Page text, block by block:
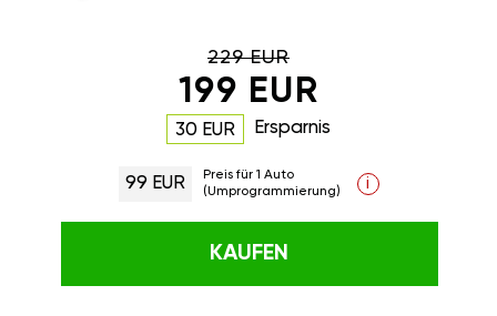
229 EUR
199 EUR
30 EUR Ersparnis
99 EUR
Preis für 1 Auto
(Umprogrammierung)
i
KAUFEN